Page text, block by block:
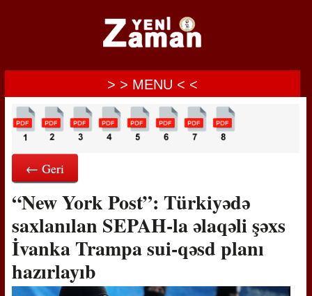
> > MENU < <
← Geri
“New York Post”: Türkiyədə
saxlanılan SEPAH-la əlaqəli şəxs
İvanka Trampa sui-qəsd planı
hazırlayıb